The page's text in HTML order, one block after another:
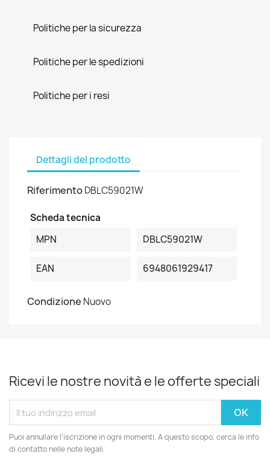
Politiche per la sicurezza
Politiche per le spedizioni
Politiche per i resi
Dettagli del prodotto
RiferimentoDBLC59021W
Scheda tecnica
MPN
DBLC59021W
EAN 6948061929417
Condizione Nuovo
Ricevi le nostre novità e le offerte speciali
Puoi annullare l'iscrizione in ogni momenti. A questo scopo, cerca le info
di contatto nelle note legali.